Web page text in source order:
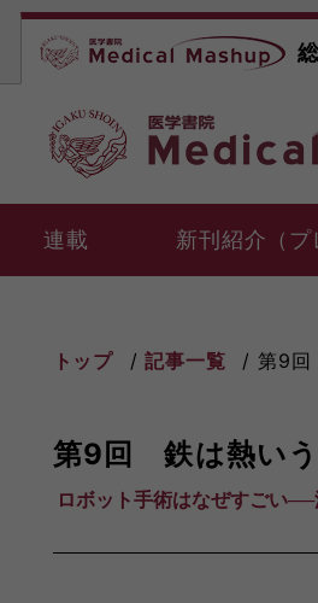
連載 新刊紹介（プ
トップ 記事一覧 第9回
第9回 鉄は熱い
ロボット手術はなぜすごい